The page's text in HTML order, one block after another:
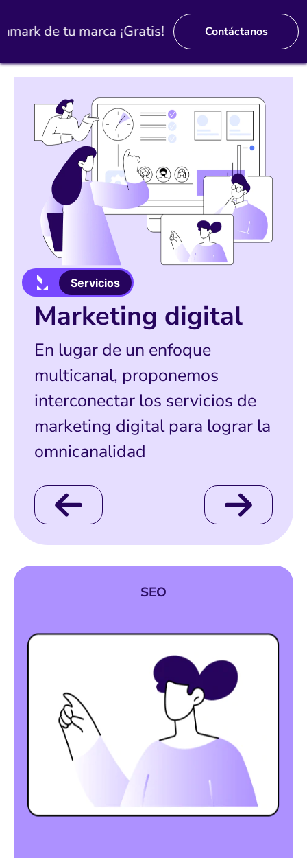
de tu marca ¡Gratis! Contáctanos
Servicios
Marketing digital
En lugar de un enfoque
multicanal, proponemos
interconectar los servicios de
marketing digital para lograr la
omnicanalidad
SEO